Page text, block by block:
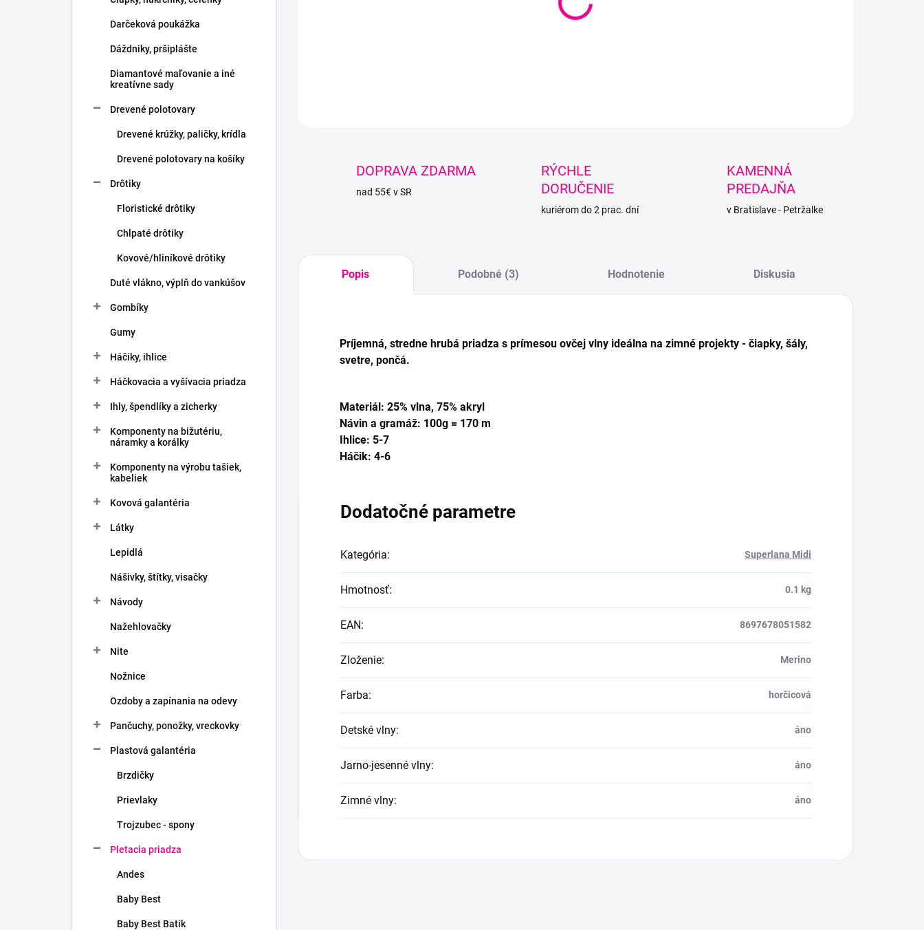
Darčeková poukážka
Dáždniky, pršiplášte
Diamantové maľovanie a iné
kreatívne sady
Drevené polotovary
Drevené krúžky, paličky, krídla
Drevené polotovary na košíky
Drôtiky
Floristické drôtiky
Chlpaté drôtiky
Kovové/hliníkové drôtiky
Duté vlákno, výplň do vankúšov
Gombíky
Gumy
Háčiky, ihlice
Háčkovacia a vyšívacia priadza
Ihly, špendlíky a zicherky
Komponenty na bižutériu,
náramky a korálky
Komponenty na výrobu tašiek,
kabeliek
Kovová galantéria
Látky
Lepidlá
Nášivky, štítky, visačky
Návody
Nažehlovačky
Nite
Nožnice
Ozdoby a zapínania na odevy
Pančuchy, ponožky, vreckovky
Plastová galantéria
Brzdičky
Prievlaky
Trojzubec - spony
Pletacia priadza
Andes
Baby Best
Baby Best Batik
Superlana Midi od Alize - stredne hrubá priadza s prímesou ovčej vlny
DOPRAVA ZDARMA
nad 55€ v SR
RÝCHLE
DORUČENIE
kuriérom do 2 prac. dní
KAMENNÁ
PREDAJŇA
v Bratislave - Petržalke
Popis Podobné (3) Hodnotenie Diskusia
Príjemná, stredne hrubá priadza s prímesou ovčej vlny ideálna na zimné projekty - čiapky, šály,
svetre, pončá.
Materiál: 25% vlna, 75% akryl
Návin a gramáž: 100g = 170 m
Ihlice: 5-7
Háčik: 4-6
Dodatočné parametre
Kategória: Superlana Midi
Hmotnosť: 0.1 kg
EAN: 8697678051582
Zloženie: Merino
Farba: horčicová
Detské vlny: áno
Jarno-jesenné vlny: áno
Zimné vlny: áno